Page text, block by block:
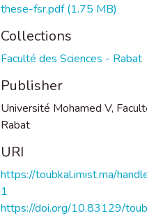
these-fsr.pdf(1.75 MB)
Collections
Faculté des Sciences - Rabat
Publisher
Université Mohamed V,
Rabat
URI
https://toubkal.imist.ma/
1
https://doi.org/10.83129/